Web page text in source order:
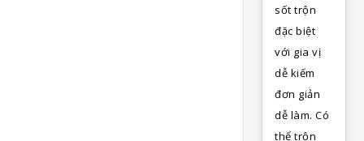
sốt trộn
đặc biệt
với gia vị
dễ kiếm
đơn giản
dễ làm. Có
thể trộn